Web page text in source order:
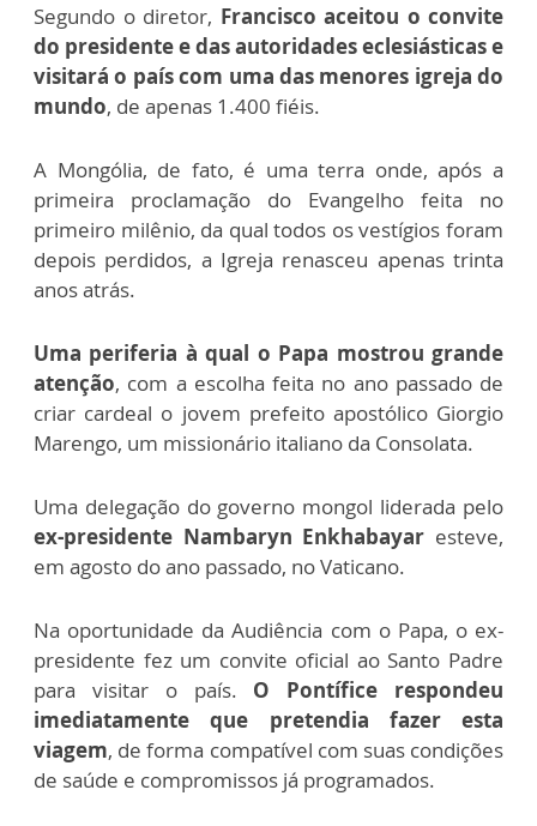
Segundo o diretor, Francisco aceitou o convite
do presidente e das autoridades eclesiásticas e
visitará o país com uma das menores igreja do
mundo, de apenas 1.400 fiéis.
A Mongólia, de fato, é uma terra onde, após a
primeira proclamação do Evangelho feita no
primeiro milênio, da qual todos os vestígios foram
depois perdidos, a Igreja renasceu apenas trinta
anos atrás.
Uma periferia à qual o Papa mostrou grande
atenção, com a escolha feita no ano passado de
criar cardeal o jovem prefeito apostólico Giorgio
Marengo, um missionário italiano da Consolata.
Uma delegação do governo mongol liderada pelo
ex-presidente Nambaryn Enkhabayar esteve,
em agosto do ano passado, no Vaticano.
Na oportunidade da Audiência com o Papa, o ex-
presidente fez um convite oficial ao Santo Padre
para visitar o país. O Pontífice respondeu
imediatamente que pretendia fazer esta
viagem, de forma compatível com suas condições
de saúde e compromissos já programados.